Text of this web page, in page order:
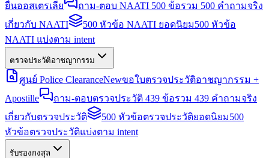
ยื่นออสเตรเลีย
ถาม-ตอบ NAATI 500 ข้อรวม 500 คำถามจริง
เกี่ยวกับ NAATI
500 หัวข้อ NAATI ยอดนิยม500 หัวข้อ
NAATI แบ่งตาม intent
ตรวจประวัติอาชญากรรม
ศูนย์ Police ClearanceNewขอใบตรวจประวัติอาชญากรรม +
Apostille
ถาม-ตอบตรวจประวัติ 439 ข้อรวม 439 คำถามจริง
เกี่ยวกับตรวจประวัติ
500 หัวข้อตรวจประวัติยอดนิยม500
หัวข้อตรวจประวัติแบ่งตาม intent
รับรองกงสุล